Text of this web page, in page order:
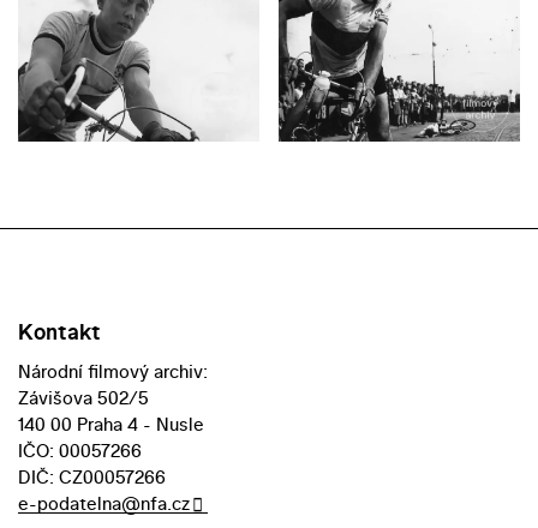
Kontakt
Národní filmový archiv:
Závišova 502/5
140 00 Praha 4 - Nusle
IČO: 00057266
DIČ: CZ00057266
e-podatelna@nfa.cz